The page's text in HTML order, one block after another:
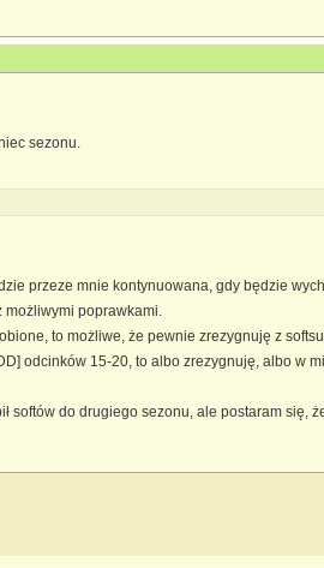
sezonu.
przeze mnie kontynuowana, gdy będzie
możliwymi poprawkami.
to możliwe, że pewnie zrezygnuję z
odcinków 15-20, to albo zrezygnuję, albo w
softów do drugiego sezonu, ale postaram się,